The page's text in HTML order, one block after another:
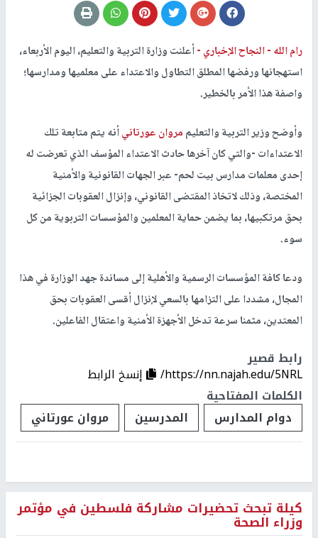
رام الله -النجاح الإخباري -أعلنت وزارة التربية والتعليم، اليوم الأربعاء،
استهجانها ورفضها المطلق التطاول والاعتداء على معلميها ومدارسها؛
واصفة هذا الأمر بالخطير.
وأوضح وزير التربية والتعليممروان عورتانيأنه يتم متابعة تلك
الاعتداءات -والتي كان آخرها حادث الاعتداء المؤسف الذي تعرضت له
إحدى معلمات مدارس بيت لحم- عبر الجهات القانونية والأمنية
المختصة، وذلك لاتخاذ المقتضى القانوني، وإنزال العقوبات الجزائية
بحق مرتكبيها، بما يضمن حماية المعلمين والمؤسسات التربوية من كل
سوء.
ودعا كافة المؤسسات الرسمية والأهلية إلى مساندة جهد الوزارة في هذا
المجال، مشددا على التزامها بالسعي لإنزال أقسى العقوبات بحق
المعتدين، مثمنا سرعة تدخل الأجهزة الأمنية واعتقال الفاعلين.
رابط قصير
https://nn.najah.edu/5NRL/
إنسخ الرابط
الكلمات المفتاحية
دوام المدارس
المدرسين مروان عورتاني
كيلة تبحث تحضيرات مشاركة فلسطين في مؤتمر
وزراء الصحة